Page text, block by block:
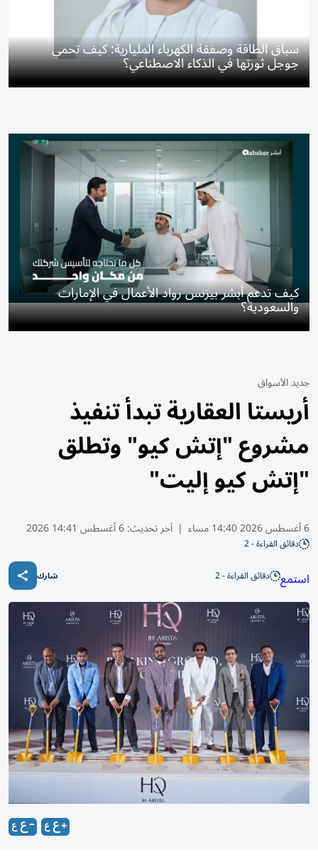
سباق الطاقة وصفقة الكهرباء المليارية: كيف تحمي
جوجل ثورتها في الذكاء الاصطناعي؟
كيف تدعم أبشر بيزنس رواد الأعمال في الإمارات
والسعودية؟
جديد الأسواق
أريستا العقارية تبدأ تنفيذ
مشروع "إتش كيو" وتطلق
"إتش كيو إليت"
6 أغسطس 2026 14:40 مساء | آخر تحديث:6 أغسطس 14:41 2026
دقائق القراءة - 2
استمع دقائق القراءة - 2 شارك